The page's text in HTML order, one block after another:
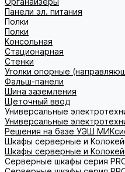
Панели эл. питания
Полки
Полки
Консольная
Стационарная
Стенки
Уголки опорные
Фальш-панели
Шина заземления
Щеточный ввод
Универсальные
Универсальные
Решения на базе УЭШ
Шкафы серверные и
Шкафы серверные и
Серверные шкафы серия